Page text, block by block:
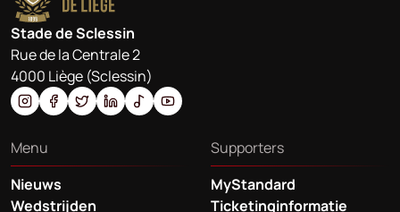
Stade de Sclessin
Rue de la Centrale 2
4000 Liège (Sclessin)
Menu
Nieuws
Wedstrijden
Supporters
MyStandard
Ticketinginformatie